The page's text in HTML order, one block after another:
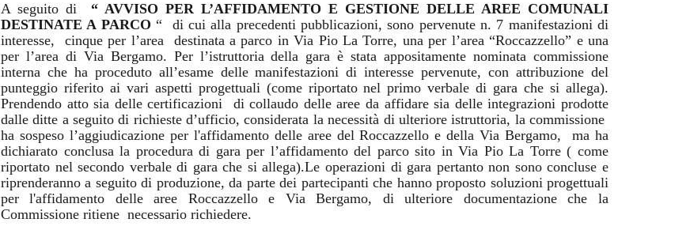
A seguito di
“ AVVISO PER L’AFFIDAMENTO E GESTIONE DELLE AREE COMUNALI
DESTINATE A PARCO “
di cui alla precedenti pubblicazioni, sono pervenute n. 7 manifestazioni di
interesse, cinque per l’area
destinata a parco in Via Pio La Torre, una per l’area “Roccazzello” e una
per l’area di Via Bergamo. Per l’istruttoria della gara è stata appositamente nominata commissione
interna che ha proceduto all’esame delle manifestazioni di interesse pervenute, con attribuzione del
punteggio riferito ai vari aspetti progettuali (come riportato nel primo verbale di gara che si allega).
Prendendo atto sia delle certificazioni
di collaudo delle aree da affidare sia delle integrazioni prodotte
dalle ditte a seguito di richieste d’ufficio, considerata la necessità di ulteriore istruttoria, la commissione
ha sospeso l’aggiudicazione per l'affidamento delle aree del Roccazzello e della Via Bergamo, ma ha
dichiarato conclusa la procedura di gara per l’affidamento del parco sito in Via Pio La Torre ( come
riportato nel secondo verbale di gara che si allega).Le operazioni di gara pertanto non sono concluse e
riprenderanno a seguito di produzione, da parte dei partecipanti che hanno proposto soluzioni progettuali
per l'affidamento delle aree Roccazzello e Via Bergamo, di ulteriore documentazione che la
Commissione ritiene necessario richiedere.